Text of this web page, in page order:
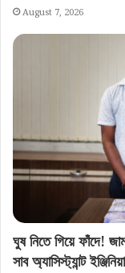
August 7, 2026
ঘুষ নিতে গিয়ে ফাঁদে!
সাব অ্যাসিস্ট্যান্ট